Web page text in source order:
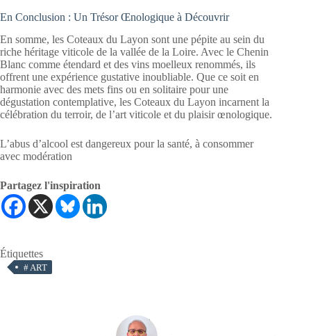
En Conclusion : Un Trésor Œnologique à Découvrir
En somme, les Coteaux du Layon sont une pépite au sein du
riche héritage viticole de la vallée de la Loire. Avec le Chenin
Blanc comme étendard et des vins moelleux renommés, ils
offrent une expérience gustative inoubliable. Que ce soit en
harmonie avec des mets fins ou en solitaire pour une
dégustation contemplative, les Coteaux du Layon incarnent la
célébration du terroir, de l’art viticole et du plaisir œnologique.
L’abus d’alcool est dangereux pour la santé, à consommer
avec modération
Partagez l'inspiration
Étiquettes
#ART